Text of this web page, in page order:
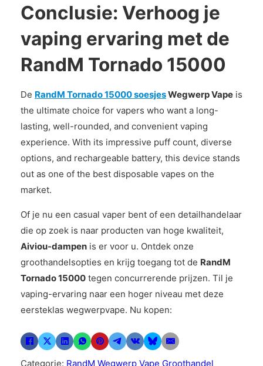
Conclusie: Verhoog je
vaping ervaring met de
RandM Tornado 15000
De RandM Tornado 15000 soesjesWegwerp Vape is
the ultimate choice for vapers who want a long-
lasting, well-rounded, and convenient vaping
experience. With its impressive puff count, diverse
options, and rechargeable battery, this device stands
out as one of the best disposable vapes on the
market.
Of je nu een casual vaper bent of een detailhandelaar
die op zoek is naar producten van hoge kwaliteit,
Aiviou-dampen is er voor u. Ontdek onze
groothandelsopties en krijg toegang tot de RandM
Tornado 15000 tegen concurrerende prijzen. Til je
vaping-ervaring naar een hoger niveau met deze
eersteklas wegwerpvape. Nu kopen:
Categorie: RandM Wegwerp Vape Groothandel